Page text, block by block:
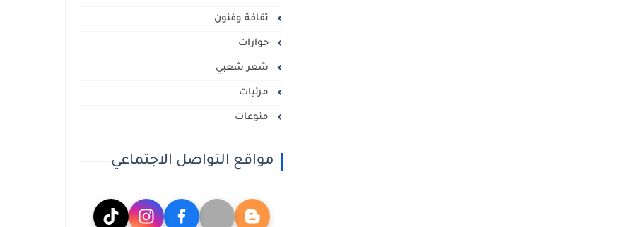
ثقافة وفنون
حوارات
شعر شعبي
مرئيات
منوعات
مواقع التواصل الاجتماعي